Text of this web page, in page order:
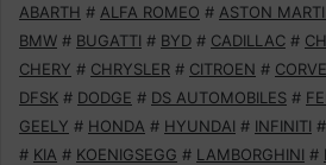
ABARTH # ALFA ROMEO # ASTON
BMW # BUGATTI # BYD # CADILLAC #
CHERY # CHRYSLER # CITROEN #
DFSK # DODGE # DS AUTOMOBILES #
GEELY # HONDA # HYUNDAI # INFINITI #
# KIA # KOENIGSEGG # LAMBORGHINI #